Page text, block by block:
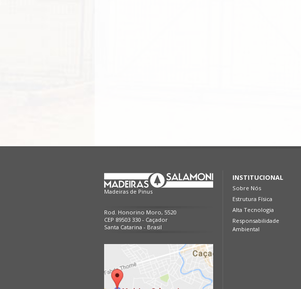
Madeiras de Pinus
Rod. Honorino Moro, 5520
CEP 89503 330 - Caçador
Santa Catarina - Brasil
INSTITUCIONAL
Sobre Nós
Estrutura Física
Alta Tecnologia
Responsabilidade
Ambiental